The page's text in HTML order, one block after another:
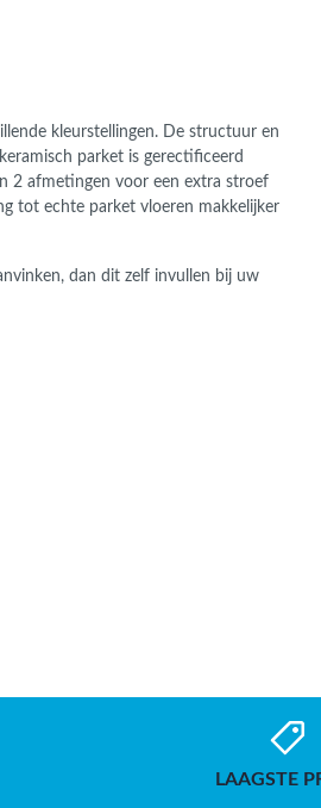
kleurstellingen. De structuur en
parket is gerectificeerd
2 afmetingen voor een extra stroef
tot echte parket vloeren makkelijker
dan dit zelf invullen bij uw
LAAGSTE